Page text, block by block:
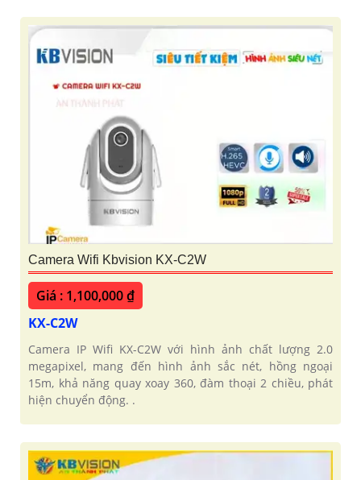
Camera Wifi Kbvision KX-C2W
Giá : 1,100,000 ₫
KX-C2W
Camera IP Wifi KX-C2W với hình ảnh chất lượng 2.0
megapixel, mang đến hình ảnh sắc nét, hồng ngoại
15m, khả năng quay xoay 360, đàm thoại 2 chiều, phát
hiện chuyển động. .